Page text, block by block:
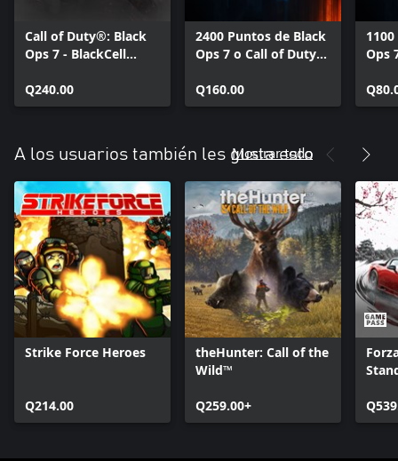
Call of Duty®: Black
Ops 7 - BlackCell
Q240.00
2400 Puntos de Black
Ops 7 o Call of Duty®:
Q160.00
Ops
A los usuarios también les gusta esto
Mostrar todo
Strike Force Heroes
Q214.00
theHunter: Call of the
Wild™
Q259.00+